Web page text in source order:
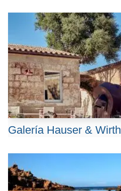
Galería Hauser & Wirth